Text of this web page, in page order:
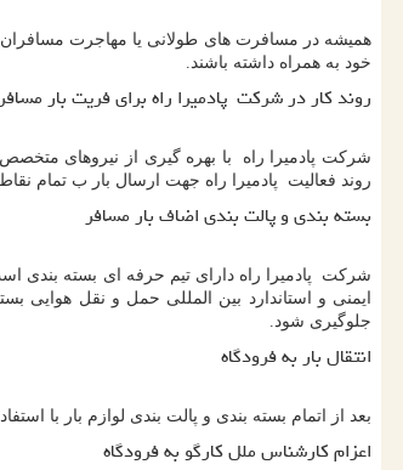
همیشه در مسافرت های طولانی یا مهاجرت
خود به همراه داشته باشند.
روند کار در شرکت پادمیرا راه برای فریت بار
شرکت پادمیرا راه با بهره گیری از نیروهای
روند فعالیت پادمیرا راه جهت ارسال بار ب تمام نقاط
بسته بندی و پالت بندی اضاف بار مسافر
شرکت پادمیرا راه دارای تیم حرفه ای بسته بندی
ایمنی و استاندارد بین المللی حمل و نقل
جلوگیری شود.
انتقال بار به فرودگاه
بعد از اتمام بسته بندی و پالت بندی لوازم بار با
اعزام کارشناس ملل کارگو به فرودگاه